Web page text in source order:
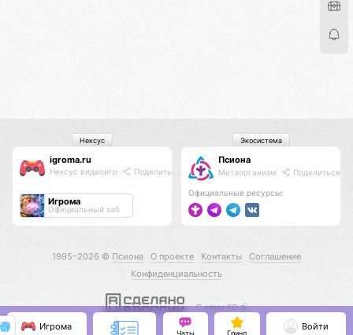
igroma.ru
Нексус видеоигр Поделиться
Игрома
Официальный хаб
Нексус
Псиона
Метаорганизм Поделиться
Официальные ресурсы:
Экосистема
1995–2026 © Псиона О проекте Контакты
Соглашение
Конфиденциальность
С нами КО 🕉️
Игрома
Чаты Гринд
Войти